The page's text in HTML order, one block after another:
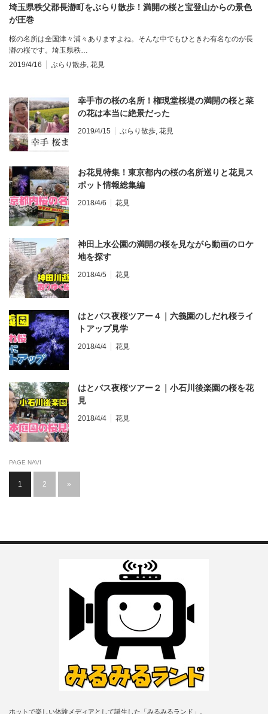
埼玉県秩父郡長瀞町をぶらり散歩！満開の桜と宝登山からの景色
が圧巻
桜の名所は全国津々浦々ありますよね。そんな中でもひときわ有名なのが長
瀞の桜です。埼玉県秩…
2019/4/16
ぶらり散歩 花見
幸手市の桜の名所！権現堂桜堤の満開の桜と菜
の花は本当に絶景だった
2019/4/15 ぶらり散歩 花見
お花見特集！東京都内の桜の名所巡りと花見ス
ポット情報総集編
2018/4/6 花見
神田上水公園の満開の桜を見ながら動画のロケ
地を探す
2018/4/5 花見
はとバス夜桜ツアー４｜六義園のしだれ桜ライ
トアップ見学
2018/4/4 花見
はとバス夜桜ツアー２｜小石川後楽園の桜を花
見
2018/4/4 花見
PAGE NAVI
1 2 »
ホットで楽しい体験メディアとして誕生した「みるみるランド」。